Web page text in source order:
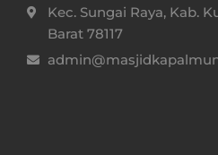
Kec. Sungai Raya, Kab.
Barat 78117​